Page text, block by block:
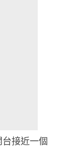
接近一個